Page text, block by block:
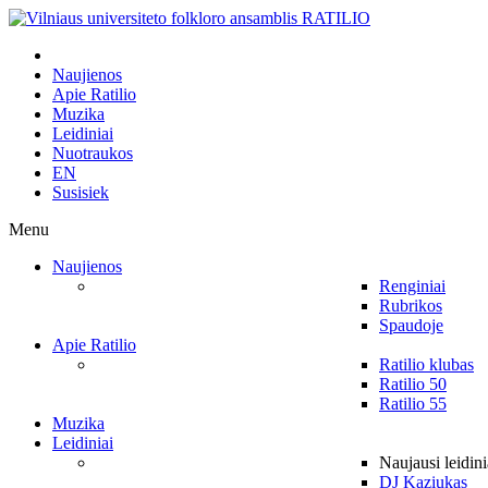
Naujienos
Apie Ratilio
Muzika
Leidiniai
Nuotraukos
EN
Susisiek
Menu
Naujienos
Renginiai
Rubrikos
Spaudoje
Apie Ratilio
Ratilio klubas
Ratilio 50
Ratilio 55
Muzika
Leidiniai
Naujausi
DJ Kaziukas